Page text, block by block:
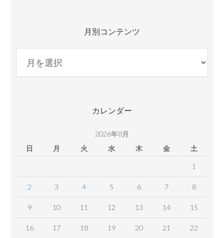
月別コンテンツ
コ
カレンダー
2026年8月
日
月 火 水 木 金 土
1
2 3 4 5 6 7 8
9 10 11 12 13 14 15
16 17 18 19 20 21 22